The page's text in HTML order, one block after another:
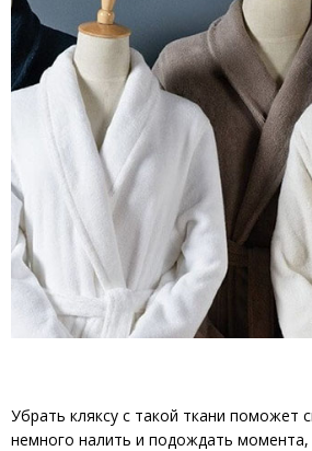
Убрать кляксу с такой ткани поможет
немного налить и подождать момента,